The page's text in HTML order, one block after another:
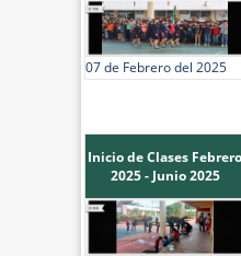
07 de Febrero del 2025
Inicio de Clases Febrero
2025 - Junio 2025